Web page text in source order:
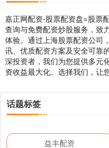
嘉正网配资-股票配资盘=股票
查询与免费配资炒股服务，致
体验。通过上海股票配资公司
讯、优质配资方案及安全可靠
深投资者，我们为您提供多元
资收益最大化。选择我们，让
话题标签
益丰配资